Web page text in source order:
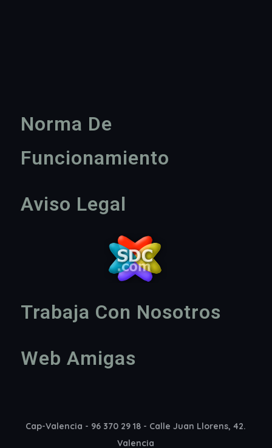
Norma De
Funcionamiento
Aviso Legal
Trabaja Con Nosotros
Web Amigas
Cap-Valencia - 96 370 29 18 - Calle Juan Llorens, 42.
Valencia